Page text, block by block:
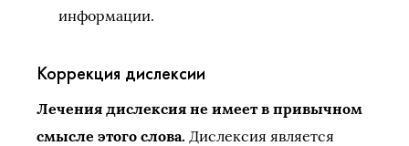
информации.
Коррекция дислексии
Лечения дислексия не имеет в привычном
смысле этого слова. Дислексия является